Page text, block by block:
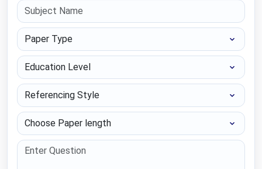
Paper Type
Education Level
Referencing Style
Choose Paper length